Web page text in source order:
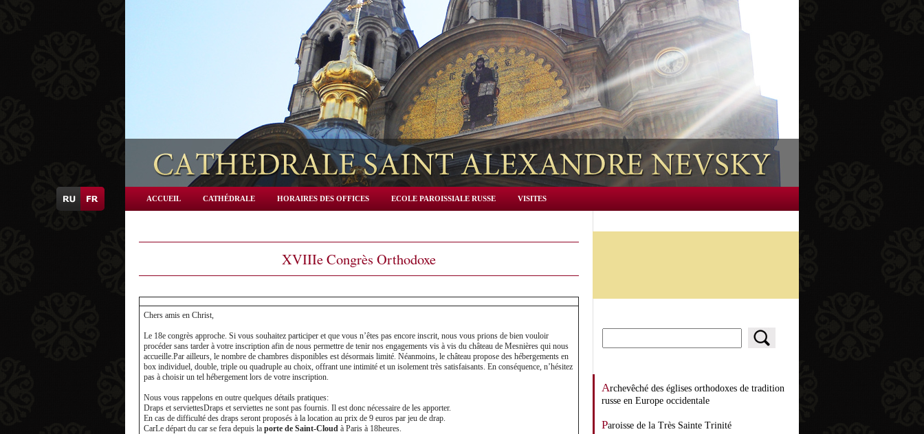
ACCUEIL CATHÉDRALE HORAIRES DES OFFICES ECOLE PAROISSIALE RUSSE VISITES
XVIIIe Congrès Orthodoxe
Chers amis en Christ,
Le 18e congrès approche. Si vous souhaitez participer et que vous n’êtes pas encore inscrit, nous vous prions de bien vouloir
procéder sans tarder à votre inscription afin de nous permettre de tenir nos engagements vis à vis du château de Mesnières qui nous
accueille.Par ailleurs, le nombre de chambres disponibles est désormais limité. Néanmoins, le château propose des hébergements en
box individuel, double, triple ou quadruple au choix, offrant une intimité et un isolement très satisfaisants. En conséquence, n’hésitez
pas à choisir un tel hébergement lors de votre inscription.
Nous vous rappelons en outre quelques détails pratiques:
Draps et serviettesDraps et serviettes ne sont pas fournis. Il est donc nécessaire de les apporter.
En cas de difficulté des draps seront proposés à la location au prix de 9 euros par jeu de drap.
CarLe départ du car se fera depuis la porte de Saint-Cloud à Paris à 18heures.
Archevêché des églises orthodoxes de tradition
russe en Europe occidentale
Paroisse de la Très Sainte Trinité